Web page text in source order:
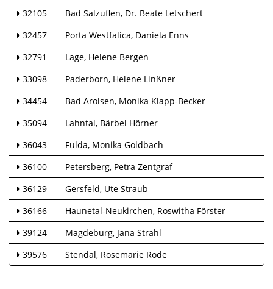
32105
Bad Salzuflen Dr. Beate Letschert
32457
Porta Westfalica Daniela Enns
32791
Lage Helene Bergen
33098
Paderborn Helene Linßner
34454
Bad Arolsen Monika Klapp-Becker
35094
Lahntal Bärbel Hörner
36043
Fulda Monika Goldbach
36100
Petersberg Petra Zentgraf
36129
Gersfeld Ute Straub
36166
Haunetal-Neukirchen Roswitha Förster
39124
Magdeburg Jana Strahl
39576
Stendal Rosemarie Rode